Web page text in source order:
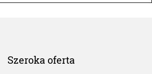
Szeroka oferta